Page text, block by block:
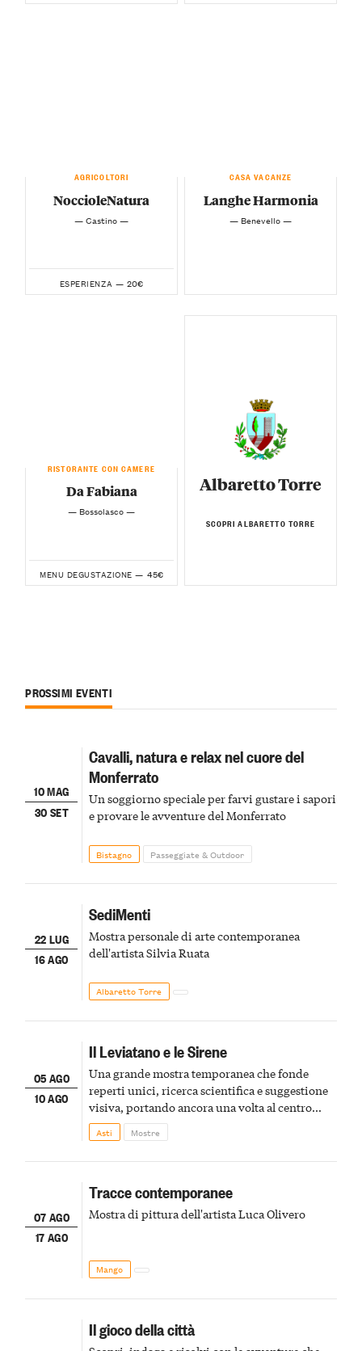
AGRICOLTORI
NoccioleNatura
— Castino —
ESPERIENZA — 20€
CASA VACANZE
Langhe Harmonia
— Benevello —
RISTORANTE CON CAMERE
Da Fabiana
— Bossolasco —
MENU DEGUSTAZIONE — 45€
Albaretto Torre
SCOPRI ALBARETTO TORRE
PROSSIMI EVENTI
10 MAG
30 SET
Cavalli, natura e relax nel cuore del
Monferrato
Un soggiorno speciale per farvi gustare i sapori
e provare le avventure del Monferrato
Bistagno Passeggiate & Outdoor
22 LUG
16 AGO
SediMenti
Mostra personale di arte contemporanea
dell'artista Silvia Ruata
Albaretto Torre
05 AGO
10 AGO
Il Leviatano e le Sirene
Una grande mostra temporanea che fonde
reperti unici, ricerca scientifica e suggestione
visiva, portando ancora una volta al centro
della scena le meraviglie del passato astigiano
Asti Mostre
07 AGO
17 AGO
Tracce contemporanee
Mostra di pittura dell'artista Luca Olivero
Mango
Il gioco della città